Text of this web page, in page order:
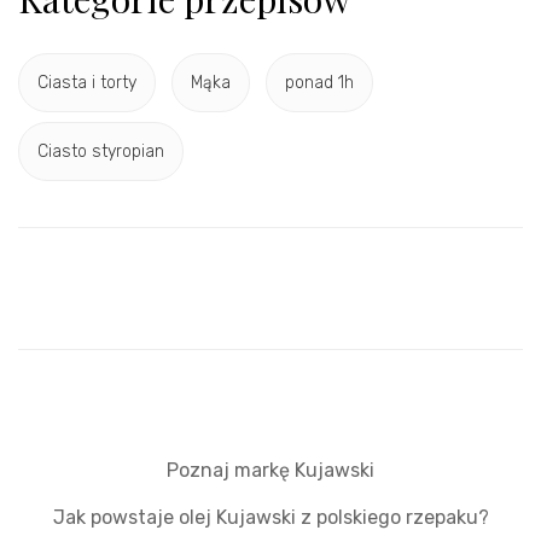
Ciasta i torty Mąka ponad 1h
Ciasto styropian
Poznaj markę Kujawski
Jak powstaje olej Kujawski z polskiego rzepaku?